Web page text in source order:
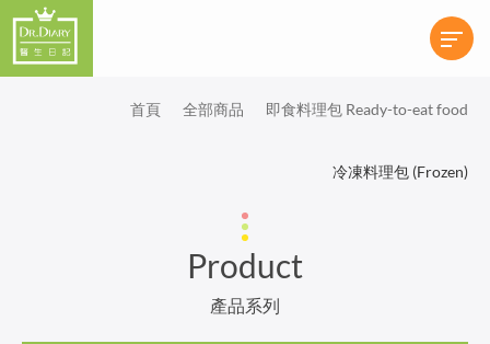
首頁 全部商品 即食料理包 Ready-to-eat food
冷凍料理包 (Frozen)
Product
產品系列